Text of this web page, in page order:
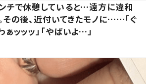
チで休憩していると…遠方に違和
その後、近付いてきたモノに……「ぐ
ぁッッッ」「やばいよ…」